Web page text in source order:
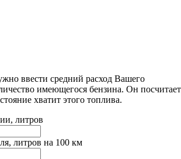
ввести средний расход Вашего
имеющегося бензина. Он посчитает
хватит этого топлива.
литров
литров на 100 км